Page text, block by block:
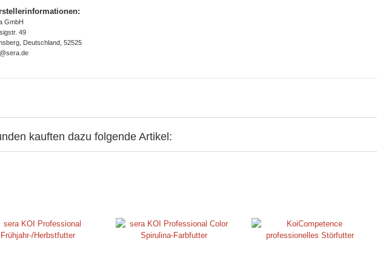
GmbH
49
Deutschland, 52525
kauften dazu folgende Artikel: